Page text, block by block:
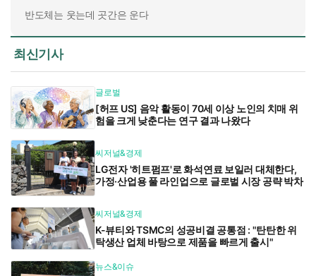
반도체는 웃는데 곳간은 운다
최신기사
글로벌
[허프 US] 음악 활동이 70세 이상 노인의 치매 위
험을 크게 낮춘다는 연구 결과 나왔다
씨저널&경제
LG전자 '히트펌프'로 화석연료 보일러 대체한다,
가정·산업용 풀 라인업으로 글로벌 시장 공략 박차
씨저널&경제
K-뷰티와 TSMC의 성공비결 공통점 : "탄탄한 위
탁생산 업체 바탕으로 제품을 빠르게 출시"
뉴스&이슈